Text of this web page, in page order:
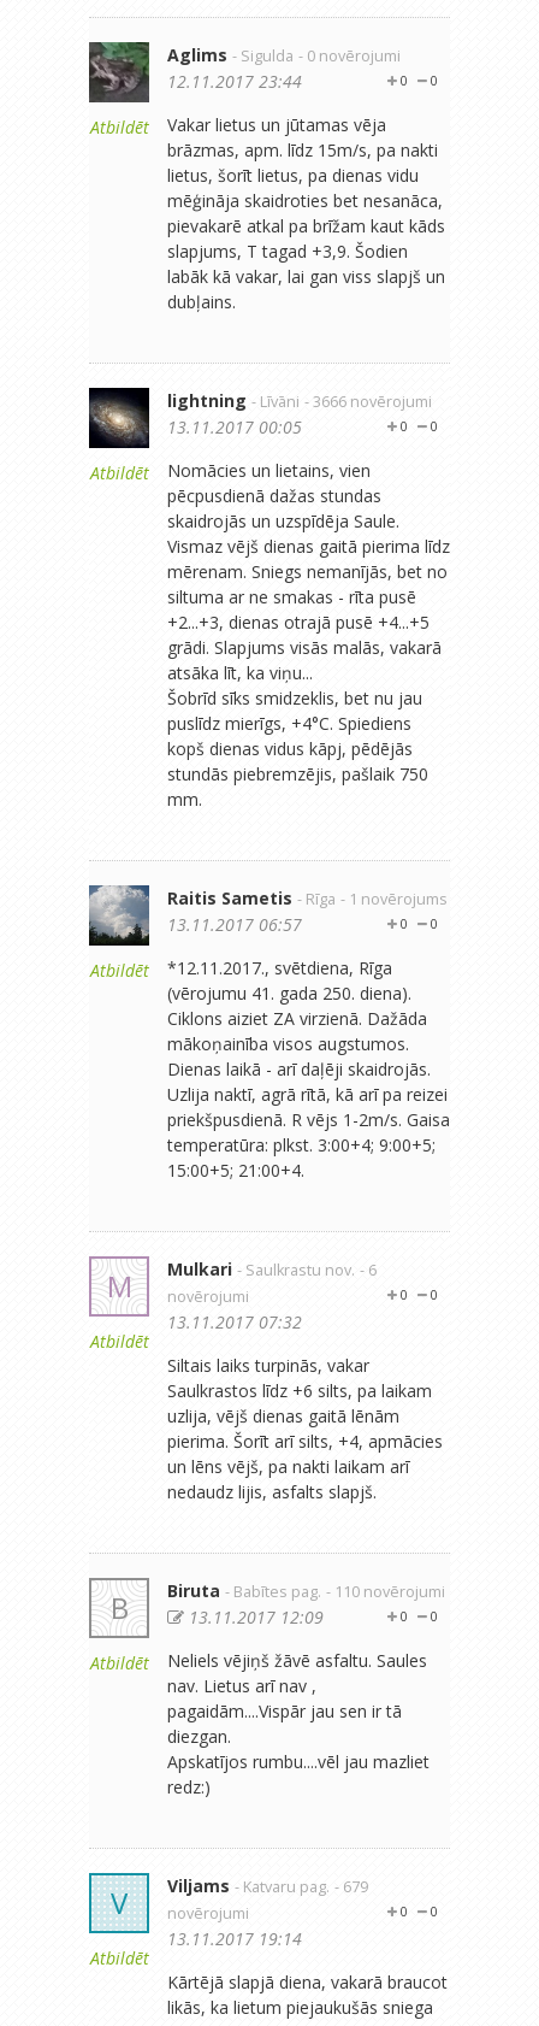
Atbildēt
Aglims - Sigulda - 0 novērojumi
0
0
12.11.2017 23:44
Vakar lietus un jūtamas vēja
brāzmas, apm. līdz 15m/s, pa nakti
lietus, šorīt lietus, pa dienas vidu
mēģināja skaidroties bet nesanāca,
pievakarē atkal pa brīžam kaut kāds
slapjums, T tagad +3,9. Šodien
labāk kā vakar, lai gan viss slapjš un
dubļains.
Atbildēt
lightning - Līvāni - 3666 novērojumi
0
0
13.11.2017 00:05
Nomācies un lietains, vien
pēcpusdienā dažas stundas
skaidrojās un uzspīdēja Saule.
Vismaz vējš dienas gaitā pierima līdz
mērenam. Sniegs nemanījās, bet no
siltuma ar ne smakas - rīta pusē
+2...+3, dienas otrajā pusē +4...+5
grādi. Slapjums visās malās, vakarā
atsāka līt, ka viņu...
Šobrīd sīks smidzeklis, bet nu jau
puslīdz mierīgs, +4°C. Spiediens
kopš dienas vidus kāpj, pēdējās
stundās piebremzējis, pašlaik 750
mm.
Atbildēt
Raitis Sametis - Rīga - 1 novērojums
0
0
13.11.2017 06:57
*12.11.2017., svētdiena, Rīga
(vērojumu 41. gada 250. diena).
Ciklons aiziet ZA virzienā. Dažāda
mākoņainība visos augstumos.
Dienas laikā - arī daļēji skaidrojās.
Uzlija naktī, agrā rītā, kā arī pa reizei
priekšpusdienā. R vējs 1-2m/s. Gaisa
temperatūra: plkst. 3:00+4; 9:00+5;
15:00+5; 21:00+4.
M
Atbildēt
Mulkari - Saulkrastu nov. - 6
novērojumi
0
0
13.11.2017 07:32
Siltais laiks turpinās, vakar
Saulkrastos līdz +6 silts, pa laikam
uzlija, vējš dienas gaitā lēnām
pierima. Šorīt arī silts, +4, apmācies
un lēns vējš, pa nakti laikam arī
nedaudz lijis, asfalts slapjš.
B
Atbildēt
Biruta - Babītes pag. - 110 novērojumi
0
0
13.11.2017 12:09
Neliels vējiņš žāvē asfaltu. Saules
nav. Lietus arī nav ,
pagaidām....Vispār jau sen ir tā
diezgan.
Apskatījos rumbu....vēl jau mazliet
redz:)
V
Atbildēt
Viljams - Katvaru pag. - 679
novērojumi
0
0
13.11.2017 19:14
Kārtējā slapjā diena, vakarā braucot
likās, ka lietum piejaukušās sniega